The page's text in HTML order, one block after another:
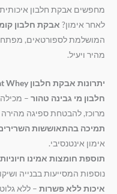
מחפשים אבקת חלבון
לאחר אימון? אבקת חלבון קומבט 100% מי
המושלמת לספורטאים, מפתחי
מהיר ויעיל.
יתרונות אבקת חלבון Combat Whey:
חלבון מי גבינה טהור – מכילה
מרוכז, להבטחת ספיגה מהירה
תמיכה בהתאוששות
אימון אינטנסיבי.
תוספת חומצות אמינו חיוניות
נוספות המסייעות בבנייה
איכות ללא פשרות – ללא